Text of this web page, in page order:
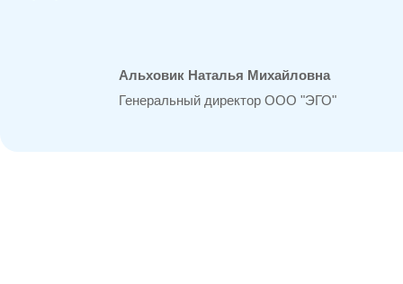
Альховик Наталья Михайловна
Генеральный директор ООО "ЭГО"